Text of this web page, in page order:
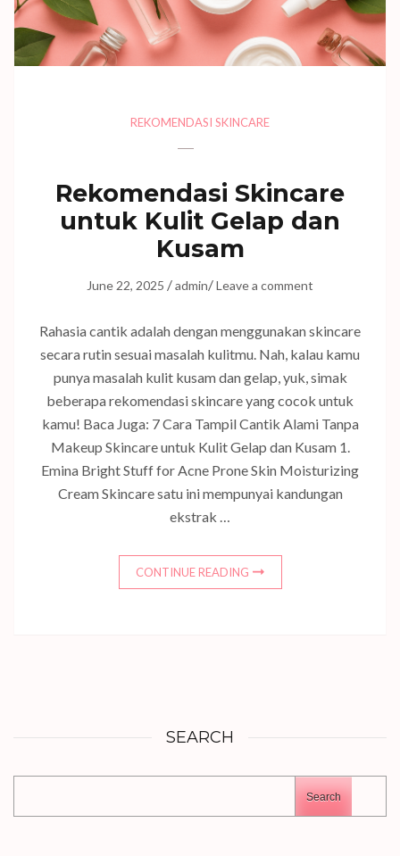
REKOMENDASI SKINCARE
Rekomendasi Skincare
untuk Kulit Gelap dan
Kusam
June 22, 2025 /admin/Leave a comment
Rahasia cantik adalah dengan menggunakan skincare
secara rutin sesuai masalah kulitmu. Nah, kalau kamu
punya masalah kulit kusam dan gelap, yuk, simak
beberapa rekomendasi skincare yang cocok untuk
kamu! Baca Juga: 7 Cara Tampil Cantik Alami Tanpa
Makeup Skincare untuk Kulit Gelap dan Kusam 1.
Emina Bright Stuff for Acne Prone Skin Moisturizing
Cream Skincare satu ini mempunyai kandungan
ekstrak …
CONTINUE READING
SEARCH
Search